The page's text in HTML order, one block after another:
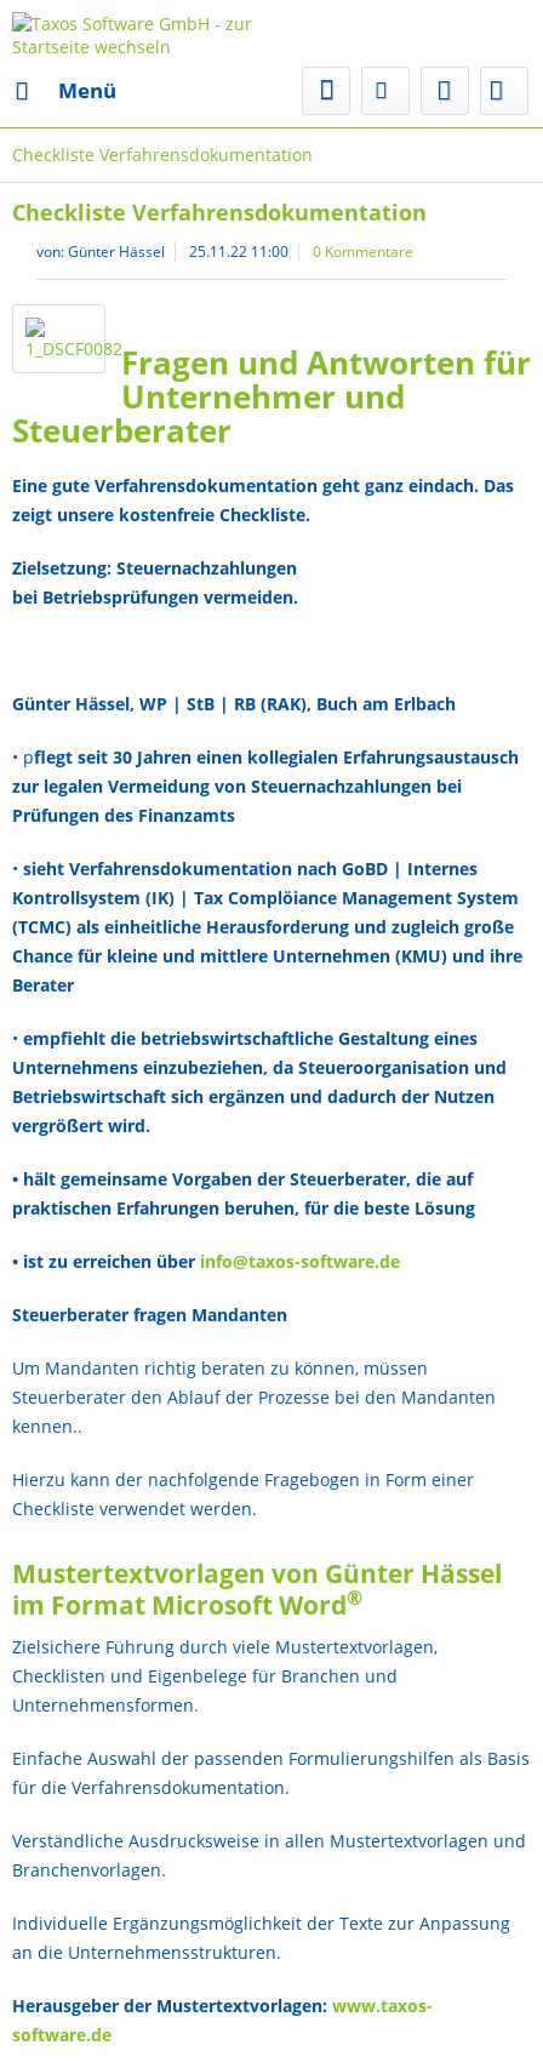
Menü
Checkliste Verfahrensdokumentation
Checkliste Verfahrensdokumentation
von:Günter Hässel 25.11.22 11:00 0 Kommentare
Fragen und Antworten für
Unternehmer und
Steuerberater
Eine gute Verfahrensdokumentation geht ganz eindach. Das
zeigt unsere kostenfreie Checkliste.
Zielsetzung: Steuernachzahlungen
bei Betriebsprüfungen vermeiden.
Günter Hässel, WP | StB | RB (RAK), Buch am Erlbach
• pflegt seit 30 Jahren einen kollegialen Erfahrungsaustausch
zur legalen Vermeidung von Steuernachzahlungen bei
Prüfungen des Finanzamts
• sieht Verfahrensdokumentation nach GoBD | Internes
Kontrollsystem (IK) | Tax Complöiance Management System
(TCMC) als einheitliche Herausforderung und zugleich große
Chance für kleine und mittlere Unternehmen (KMU) und ihre
Berater
• empfiehlt die betriebswirtschaftliche Gestaltung eines
Unternehmens einzubeziehen, da Steueroorganisation und
Betriebswirtschaft sich ergänzen und dadurch der Nutzen
vergrößert wird.
• hält gemeinsame Vorgaben der Steuerberater, die auf
praktischen Erfahrungen beruhen, für die beste Lösung
• ist zu erreichen über info@taxos-software.de
Steuerberater fragen Mandanten
Um Mandanten richtig beraten zu können, müssen
Steuerberater den Ablauf der Prozesse bei den Mandanten
kennen..
Hierzu kann der nachfolgende Fragebogen in Form einer
Checkliste verwendet werden.
Mustertextvorlagen von Günter Hässel
im Format Microsoft Word®
Zielsichere Führung durch viele Mustertextvorlagen,
Checklisten und Eigenbelege für Branchen und
Unternehmensformen.
Einfache Auswahl der passenden Formulierungshilfen als Basis
für die Verfahrensdokumentation.
Verständliche Ausdrucksweise in allen Mustertextvorlagen und
Branchenvorlagen.
Individuelle Ergänzungsmöglichkeit der Texte zur Anpassung
an die Unternehmensstrukturen.
Herausgeber der Mustertextvorlagen: www.taxos-
software.de